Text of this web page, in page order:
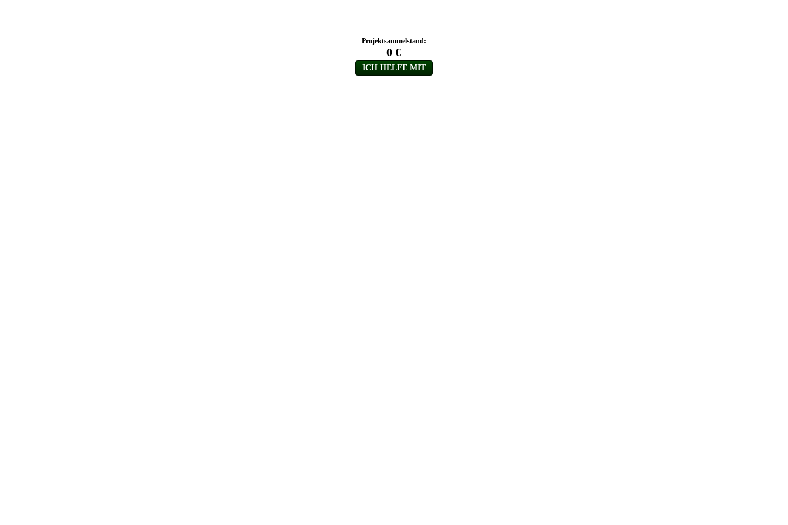
Projektsammelstand:
0 €
ICH HELFE MIT